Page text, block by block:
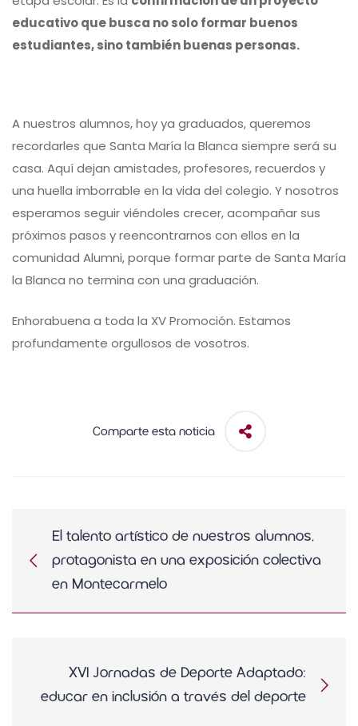
educativo que busca no solo formar buenos
estudiantes, sino también buenas personas.
A nuestros alumnos, hoy ya graduados, queremos
recordarles que Santa María la Blanca siempre será su
casa. Aquí dejan amistades, profesores, recuerdos y
una huella imborrable en la vida del colegio. Y nosotros
esperamos seguir viéndoles crecer, acompañar sus
próximos pasos y reencontrarnos con ellos en la
comunidad Alumni, porque formar parte de Santa María
la Blanca no termina con una graduación.
Enhorabuena a toda la XV Promoción. Estamos
profundamente orgullosos de vosotros.
Comparte esta noticia
El talento artístico de nuestros alumnos,
protagonista en una exposición colectiva
en Montecarmelo
XVI Jornadas de Deporte Adaptado:
educar en inclusión a través del deporte